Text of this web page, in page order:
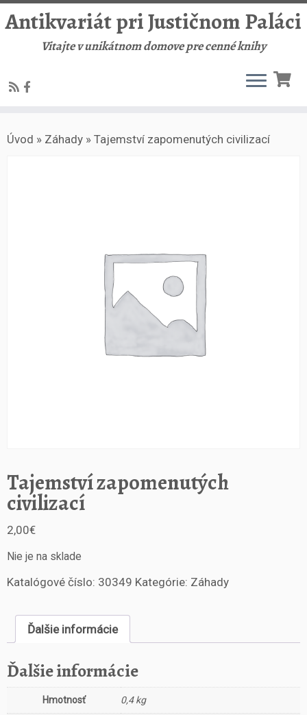
to
Antikvariát pri Justičnom Paláci
Vitajte v unikátnom domove pre cenné knihy
Úvod » Záhady » Tajemství zapomenutých civilizací
Tajemství zapomenutých
civilizací
2,00€
Nie je na sklade
Katalógové číslo: 30349 Kategórie: Záhady
Ďalšie informácie
Ďalšie informácie
Hmotnosť 0,4 kg